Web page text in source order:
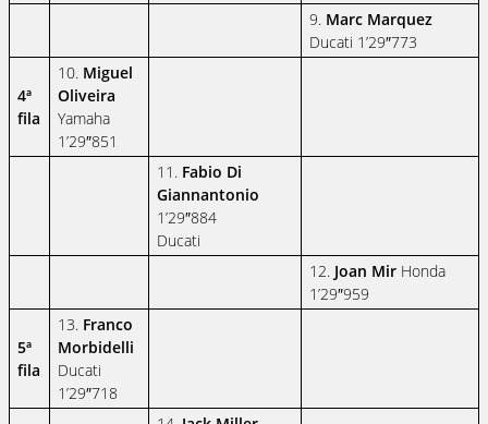
9. Marc Marquez
Ducati 1’29″773
4ª
fila
10. Miguel
Oliveira
Yamaha
1’29″851
11. Fabio Di
Giannantonio
1’29″884
Ducati
12. Joan Mir Honda
1’29″959
5ª
fila
13. Franco
Morbidelli
Ducati
1’29″718